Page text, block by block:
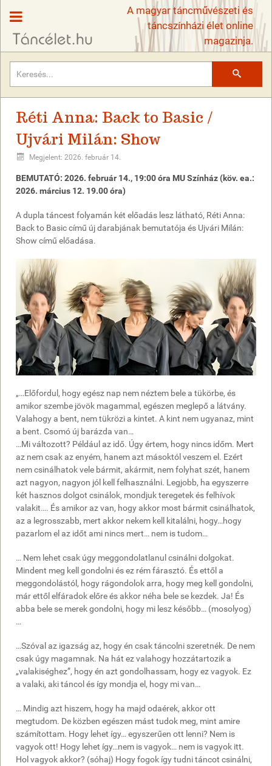
A magyar táncművészeti és
táncszínházi élet online
magazinja.
Réti Anna: Back to Basic /
Ujvári Milán: Show
Megjelent: 2026. február 14.
BEMUTATÓ: 2026. február 14., 19:00 óra MU Színház (köv. ea.:
2026. március 12. 19.00 óra)
A dupla táncest folyamán két előadás lesz látható, Réti Anna:
Back to Basic című új darabjának bemutatója és Ujvári Milán:
Show című előadása.
„…Előfordul, hogy egész nap nem néztem bele a tükörbe, és
amikor szembe jövök magammal, egészen meglepő a látvány.
Valahogy a bent, nem tükrözi a kintet. A kint nem ugyanaz, mint
a bent. Csomó új barázda van…
…Mi változott? Például az idő. Úgy értem, hogy nincs időm. Mert
az nem csak az enyém, hanem azt másoktól veszem el. Ezért
nem csinálhatok vele bármit, akármit, nem folyhat szét, hanem
azt nagyon, nagyon jól kell felhasználni. Legjobb, ha egyszerre
két hasznos dolgot csinálok, mondjuk teregetek és felhívok
valakit…. És amikor az van, hogy akkor most bármit csinálhatok,
az a legrosszabb, mert akkor nekem kell kitalálni, hogy…hogy
pazarlom el az időt ami nincs mert… nem is tudom…
… Nem lehet csak úgy meggondolatlanul csinálni dolgokat.
Mindent meg kell gondolni és ez rém fárasztó. És ettől a
meggondolástól, hogy rágondolok arra, hogy meg kell gondolni,
már ettől elfáradok előre és akkor néha bele se kezdek. Ja! És
abba bele se merek gondolni, hogy mi lesz később… (mosolyog)
…
…Szóval az igazság az, hogy én csak táncolni szeretnék. De nem
csak úgy magamnak. Na hát ez valahogy hozzátartozik a
„valakiséghez”, hogy én azt gondolhassam, hogy ez vagyok. Ez
a valaki, aki táncol és így mondja el, hogy mi van…
… Mindig azt hiszem, hogy ha majd odaérek, akkor ott
megtudom. De közben egészen mást tudok meg, mint amire
számítottam. Hogy lehet így… egyszerűen ott lenni? Nem is
vagyok ott! Hogy lehet így…nem is vagyok… nem is vagyok itt.
Hol vagyok akkor? (sóhaj) Hogy fogok így tudni táncot csinálni,